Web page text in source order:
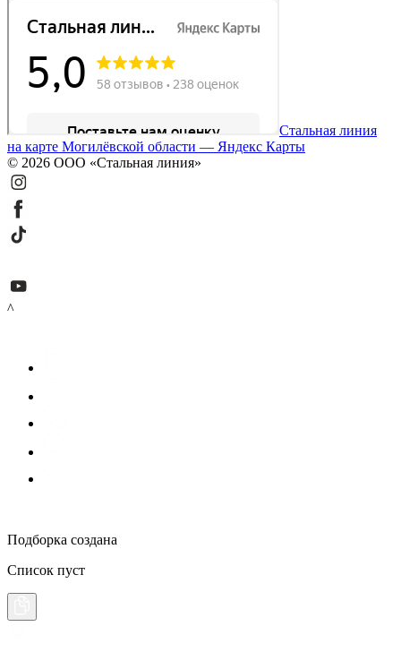
Стальная линия
на карте Могилёвской области — Яндекс Карты
© 2026 ООО «Стальная линия»
^
Подборка создана
Список пуст